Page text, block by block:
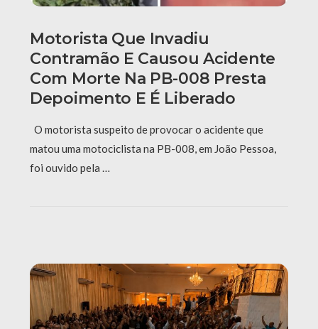
Motorista Que Invadiu
Contramão E Causou Acidente
Com Morte Na PB-008 Presta
Depoimento E É Liberado
O motorista suspeito de provocar o acidente que
matou uma motociclista na PB-008, em João Pessoa,
foi ouvido pela …